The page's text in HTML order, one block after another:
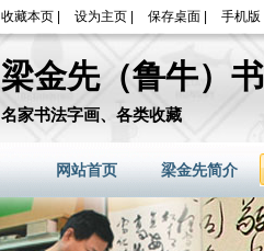
收藏本页 设为主页 保存桌面 手机版
梁金先（鲁牛
名家书法字画、各类收藏
网站首页 梁金先简介